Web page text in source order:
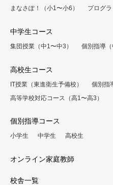
まなさぽ！（小1〜小6）
プログ
中学生コース
集団授業（中1〜中3） 個別指導（
高校生コース
IT授業（東進衛生予備校）
個別指
高等学校対応コース（高1〜高3）
個別指導コース
小学生 中学生 高校生
オンライン家庭教師
校舎一覧